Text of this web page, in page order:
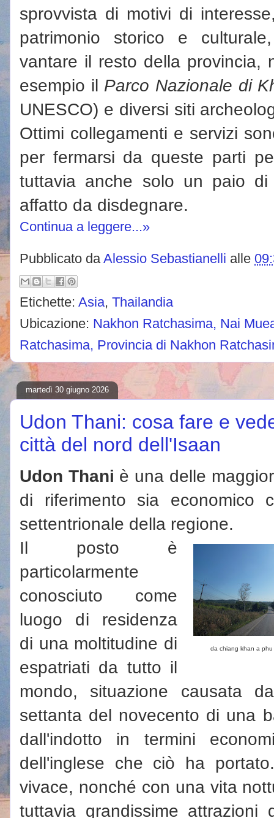
sprovvista di motivi di
patrimonio storico e
vantare il resto della provincia,
esempio il Parco Nazionale di
UNESCO) e diversi siti
Ottimi collegamenti e servizi
per fermarsi da queste parti
tuttavia anche solo un paio
affatto da disdegnare.
Continua a leggere...»
Pubblicato daAlessio Sebastianelli alle
Etichette: Asia, Thailandia
Ubicazione: Nakhon Ratchasima, Nai
Ratchasima, Provincia di Nakhon
martedì 30 giugno 2026
Udon Thani: cosa fare e
città del nord dell'Isaan
Udon Thani è una delle
di riferimento sia economico
settentrionale della regione.
da chiang khan a
Il posto è
particolarmente
conosciuto come
luogo di residenza
di una moltitudine di
espatriati da tutto il
mondo, situazione causata
settanta del novecento di una
dall'indotto in termini
dell'inglese che ciò ha
vivace, nonché con una vita
tuttavia grandissime attrazioni